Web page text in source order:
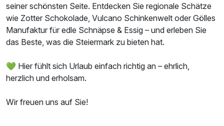
seiner schönsten Seite. Entdecken Sie regionale Schätze
wie Zotter Schokolade, Vulcano Schinkenwelt oder Gölles
Manufaktur für edle Schnäpse & Essig – und erleben Sie
das Beste, was die Steiermark zu bieten hat.
💚 Hier fühlt sich Urlaub einfach richtig an – ehrlich,
herzlich und erholsam.
Wir freuen uns auf Sie!